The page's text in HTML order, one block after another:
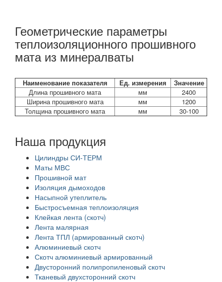
Геометрические параметры
теплоизоляционного прошивного
мата из минералваты
Наименование показателя Ед. измерения
Значение
Длина прошивного мата
мм
2400
Ширина прошивного мата
мм
1200
Толщина прошивного мата
мм 30-100
Наша продукция
Цилиндры СИ-ТЕРМ
Маты МВС
Прошивной мат
Изоляция дымоходов
Насыпной утеплитель
Быстросъемная теплоизоляция
Клейкая лента (скотч)
Лента малярная
Лента ТПЛ (армированный скотч)
Алюминиевый скотч
Скотч алюминиевый армированный
Двусторонний полипропиленовый скотч
Тканевый двухсторонний скотч